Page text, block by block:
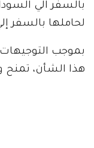
بالسفر الي
لحاملها بالسفر
بموجب
هذا الشأن، تمنح